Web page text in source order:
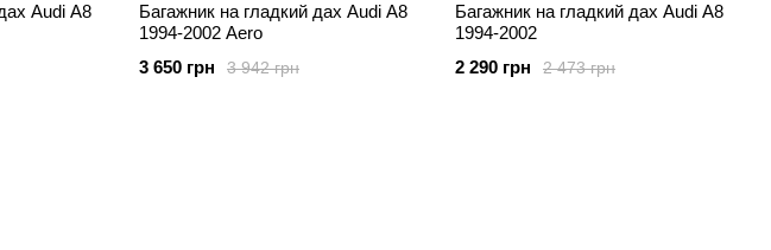
Audi A8
Багажник на гладкий дах Audi A8
1994-2002 Aero
3 942 грн
3 650 грн
Багажник на гладкий дах Audi A8
1994-2002
2 473 грн
2 290 грн